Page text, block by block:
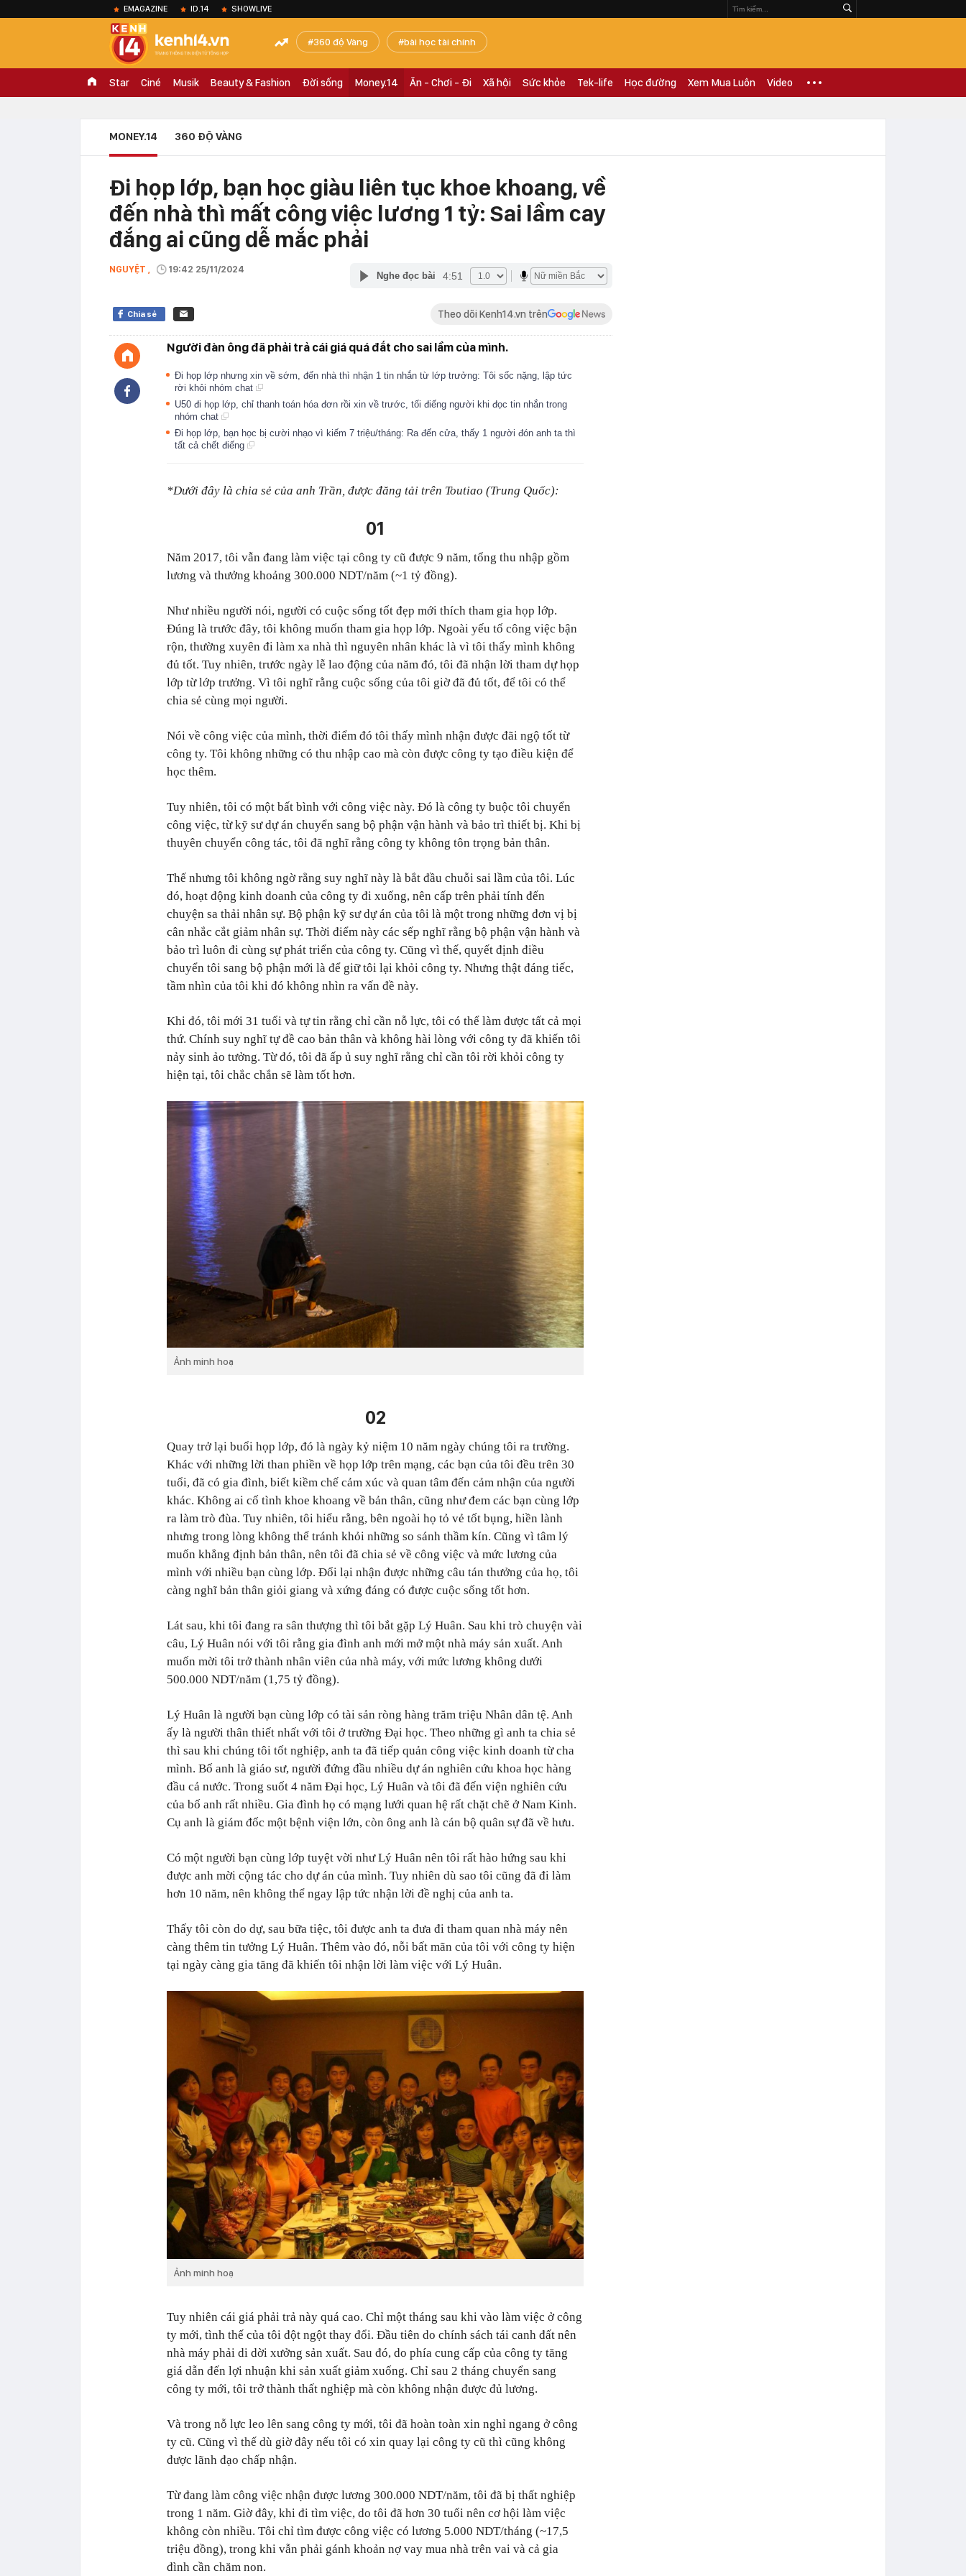
EMAGAZINE ID.14 SHOWLIVE
360 độ Vàng bài học tài chính
Star Ciné Musik Beauty & Fashion Đời sống Money.14 Ăn - Chơi - Đi Xã hội Sức khỏe Tek-life Học đường Xem Mua Luôn Video
MONEY.14 360 ĐỘ VÀNG
Đi họp lớp, bạn học giàu liên tục khoe khoang, về
đến nhà thì mất công việc lương 1 tỷ: Sai lầm cay
đắng ai cũng dễ mắc phải
NGUYỆT , 19:42 25/11/2024
Nghe đọc bài 4:51
Chia sẻ Theo dõi Kenh14.vn trên
Người đàn ông đã phải trả cái giá quá đắt cho sai lầm của mình.
Đi họp lớp nhưng xin về sớm, đến nhà thì nhận 1 tin nhắn từ lớp trưởng: Tôi sốc nặng, lập tức
rời khỏi nhóm chat
U50 đi họp lớp, chỉ thanh toán hóa đơn rồi xin về trước, tối điếng người khi đọc tin nhắn trong
nhóm chat
Đi họp lớp, bạn học bị cười nhạo vì kiếm 7 triệu/tháng: Ra đến cửa, thấy 1 người đón anh ta thì
tất cả chết điếng
*Dưới đây là chia sẻ của anh Trần, được đăng tải trên Toutiao (Trung Quốc):
01
Năm 2017, tôi vẫn đang làm việc tại công ty cũ được 9 năm, tổng thu nhập gồm
lương và thưởng khoảng 300.000 NDT/năm (~1 tỷ đồng).
Như nhiều người nói, người có cuộc sống tốt đẹp mới thích tham gia họp lớp.
Đúng là trước đây, tôi không muốn tham gia họp lớp. Ngoài yếu tố công việc bận
rộn, thường xuyên đi làm xa nhà thì nguyên nhân khác là vì tôi thấy mình không
đủ tốt. Tuy nhiên, trước ngày lễ lao động của năm đó, tôi đã nhận lời tham dự họp
lớp từ lớp trưởng. Vì tôi nghĩ rằng cuộc sống của tôi giờ đã đủ tốt, để tôi có thể
chia sẻ cùng mọi người.
Nói về công việc của mình, thời điểm đó tôi thấy mình nhận được đãi ngộ tốt từ
công ty. Tôi không những có thu nhập cao mà còn được công ty tạo điều kiện để
học thêm.
Tuy nhiên, tôi có một bất bình với công việc này. Đó là công ty buộc tôi chuyển
công việc, từ kỹ sư dự án chuyển sang bộ phận vận hành và bảo trì thiết bị. Khi bị
thuyên chuyển công tác, tôi đã nghĩ rằng công ty không tôn trọng bản thân.
Thế nhưng tôi không ngờ rằng suy nghĩ này là bắt đầu chuỗi sai lầm của tôi. Lúc
đó, hoạt động kinh doanh của công ty đi xuống, nên cấp trên phải tính đến
chuyện sa thải nhân sự. Bộ phận kỹ sư dự án của tôi là một trong những đơn vị bị
cân nhắc cắt giảm nhân sự. Thời điểm này các sếp nghĩ rằng bộ phận vận hành và
bảo trì luôn đi cùng sự phát triển của công ty. Cũng vì thế, quyết định điều
chuyển tôi sang bộ phận mới là để giữ tôi lại khỏi công ty. Nhưng thật đáng tiếc,
tầm nhìn của tôi khi đó không nhìn ra vấn đề này.
Khi đó, tôi mới 31 tuổi và tự tin rằng chỉ cần nỗ lực, tôi có thể làm được tất cả mọi
thứ. Chính suy nghĩ tự đề cao bản thân và không hài lòng với công ty đã khiến tôi
nảy sinh ảo tưởng. Từ đó, tôi đã ấp ủ suy nghĩ rằng chỉ cần tôi rời khỏi công ty
hiện tại, tôi chắc chắn sẽ làm tốt hơn.
Ảnh minh hoạ
02
Quay trở lại buổi họp lớp, đó là ngày kỷ niệm 10 năm ngày chúng tôi ra trường.
Khác với những lời than phiền về họp lớp trên mạng, các bạn của tôi đều trên 30
tuổi, đã có gia đình, biết kiềm chế cảm xúc và quan tâm đến cảm nhận của người
khác. Không ai cố tình khoe khoang về bản thân, cũng như đem các bạn cùng lớp
ra làm trò đùa. Tuy nhiên, tôi hiểu rằng, bên ngoài họ tỏ vẻ tốt bụng, hiền lành
nhưng trong lòng không thể tránh khỏi những so sánh thầm kín. Cũng vì tâm lý
muốn khẳng định bản thân, nên tôi đã chia sẻ về công việc và mức lương của
mình với nhiều bạn cùng lớp. Đổi lại nhận được những câu tán thưởng của họ, tôi
càng nghĩ bản thân giỏi giang và xứng đáng có được cuộc sống tốt hơn.
Lát sau, khi tôi đang ra sân thượng thì tôi bắt gặp Lý Huân. Sau khi trò chuyện vài
câu, Lý Huân nói với tôi rằng gia đình anh mới mở một nhà máy sản xuất. Anh
muốn mời tôi trở thành nhân viên của nhà máy, với mức lương không dưới
500.000 NDT/năm (1,75 tỷ đồng).
Lý Huân là người bạn cùng lớp có tài sản ròng hàng trăm triệu Nhân dân tệ. Anh
ấy là người thân thiết nhất với tôi ở trường Đại học. Theo những gì anh ta chia sẻ
thì sau khi chúng tôi tốt nghiệp, anh ta đã tiếp quản công việc kinh doanh từ cha
mình. Bố anh là giáo sư, người đứng đầu nhiều dự án nghiên cứu khoa học hàng
đầu cả nước. Trong suốt 4 năm Đại học, Lý Huân và tôi đã đến viện nghiên cứu
của bố anh rất nhiều. Gia đình họ có mạng lưới quan hệ rất chặt chẽ ở Nam Kinh.
Cụ anh là giám đốc một bệnh viện lớn, còn ông anh là cán bộ quân sự đã về hưu.
Có một người bạn cùng lớp tuyệt vời như Lý Huân nên tôi rất hào hứng sau khi
được anh mời cộng tác cho dự án của mình. Tuy nhiên dù sao tôi cũng đã đi làm
hơn 10 năm, nên không thể ngay lập tức nhận lời đề nghị của anh ta.
Thấy tôi còn do dự, sau bữa tiệc, tôi được anh ta đưa đi tham quan nhà máy nên
càng thêm tin tưởng Lý Huân. Thêm vào đó, nỗi bất mãn của tôi với công ty hiện
tại ngày càng gia tăng đã khiến tôi nhận lời làm việc với Lý Huân.
Ảnh minh hoạ
Tuy nhiên cái giá phải trả này quá cao. Chỉ một tháng sau khi vào làm việc ở công
ty mới, tình thế của tôi đột ngột thay đổi. Đầu tiên do chính sách tái canh đất nên
nhà máy phải di dời xưởng sản xuất. Sau đó, do phía cung cấp của công ty tăng
giá dẫn đến lợi nhuận khi sản xuất giảm xuống. Chỉ sau 2 tháng chuyển sang
công ty mới, tôi trở thành thất nghiệp mà còn không nhận được đủ lương.
Và trong nỗ lực leo lên sang công ty mới, tôi đã hoàn toàn xin nghỉ ngang ở công
ty cũ. Cũng vì thế dù giờ đây nếu tôi có xin quay lại công ty cũ thì cũng không
được lãnh đạo chấp nhận.
Từ đang làm công việc nhận được lương 300.000 NDT/năm, tôi đã bị thất nghiệp
trong 1 năm. Giờ đây, khi đi tìm việc, do tôi đã hơn 30 tuổi nên cơ hội làm việc
không còn nhiều. Tôi chỉ tìm được công việc có lương 5.000 NDT/tháng (~17,5
triệu đồng), trong khi vẫn phải gánh khoản nợ vay mua nhà trên vai và cả gia
đình cần chăm non.